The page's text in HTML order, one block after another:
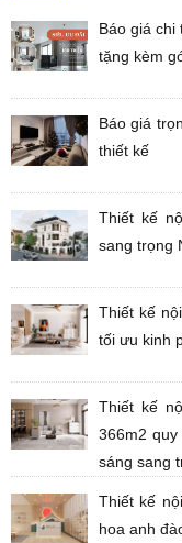
Báo giá chi
tặng kèm
Báo giá
thiết kế
Thiết kế
sang trọng
Thiết kế
tối ưu kinh
Thiết kế
366m2
sáng sang
Thiết kế
hoa anh